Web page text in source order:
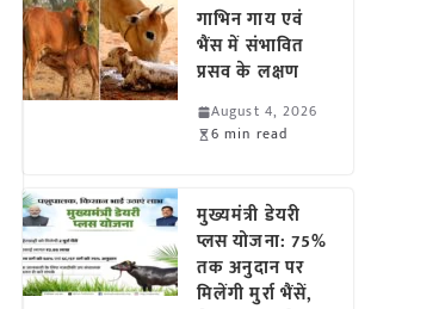
गाभिन गाय एवं
भैंस में संभावित
प्रसव के लक्षण
August 4, 2026
6 min read
मुख्यमंत्री डेयरी
प्लस योजना: 75%
तक अनुदान पर
मिलेंगी मुर्रा भैंसें,